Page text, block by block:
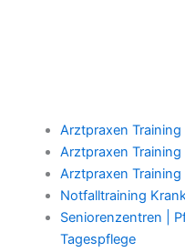
Arztpraxen Training
Arztpraxen Training
Arztpraxen
Notfalltraining
Seniorenzentren |
Tagespflege